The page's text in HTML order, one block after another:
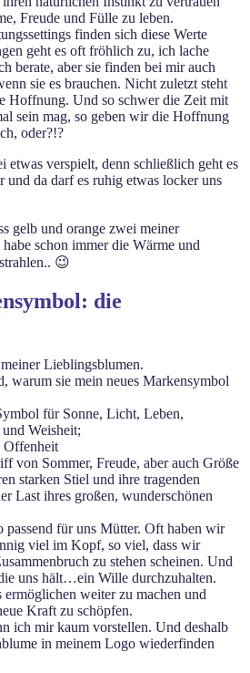
Freude und Fülle zu leben.
finden sich diese Werte
geht es oft fröhlich zu, ich lache
berate, aber sie finden bei mir auch
sie es brauchen. Nicht zuletzt steht
Hoffnung. Und so schwer die Zeit mit
sein mag, so geben wir die Hoffnung
oder?!?
etwas verspielt, denn schließlich geht es
da darf es ruhig etwas locker uns
gelb und orange zwei meiner
schon immer die Wärme und
😉
die
Lieblingsblumen.
warum sie mein neues Markensymbol
für Sonne, Licht, Leben,
Weisheit;
Offenheit
von Sommer, Freude, aber auch Größe
starken Stiel und ihre tragenden
Last ihres großen, wunderschönen
passend für uns Mütter. Oft haben wir
viel im Kopf, so viel, dass wir
zu stehen scheinen. Und
uns hält…ein Wille durchzuhalten.
ermöglichen weiter zu machen und
Kraft zu schöpfen.
ich mir kaum vorstellen. Und deshalb
in meinem Logo wiederfinden